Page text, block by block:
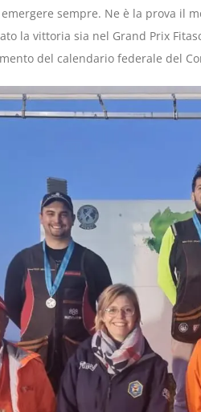
sempre. Ne è la prova il
la vittoria sia nel Grand Prix
del calendario federale del